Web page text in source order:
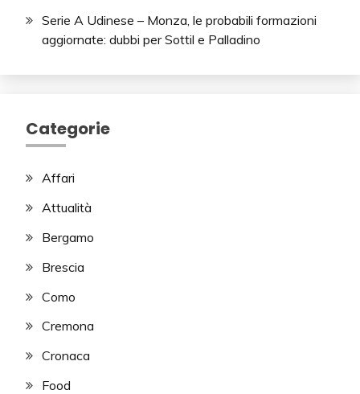
Serie A Udinese – Monza, le probabili formazioni
aggiornate: dubbi per Sottil e Palladino
Categorie
Affari
Attualità
Bergamo
Brescia
Como
Cremona
Cronaca
Food